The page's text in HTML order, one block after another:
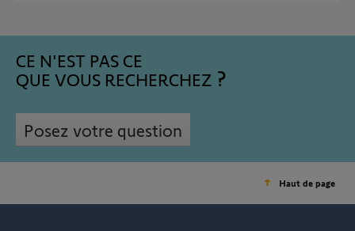
CE N'EST PAS CE
QUE VOUS RECHERCHEZ
Posez votre question
Haut de page